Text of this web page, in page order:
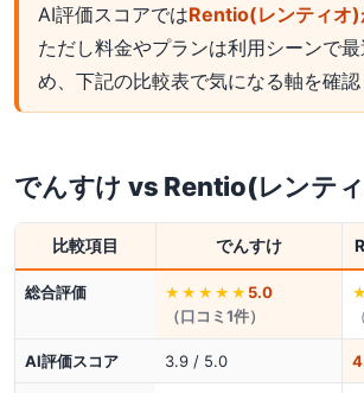
AI評価スコアではRentio(レンティオ)
ただし料金やプランは利用シーンで
め、下記の比較表で気になる軸を確認
でんすけ vs Rentio(レンテ
比較項目 でんすけ
総合評価 ★★★★★ 5.0
（口コミ1件）
AI評価スコア 3.9 / 5.0